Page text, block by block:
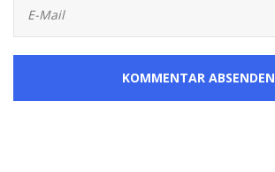
KOMMENTAR ABSENDEN